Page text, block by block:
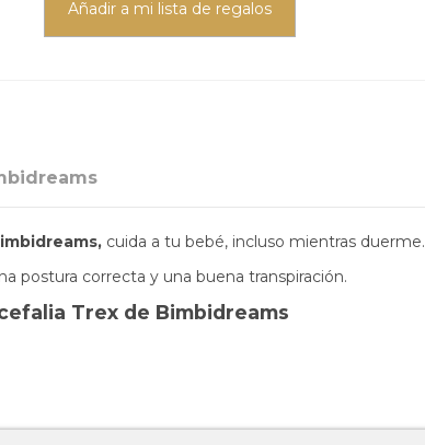
Añadir a mi lista de regalos
cuida a tu bebé, incluso mientras duerme.
postura correcta y una buena transpiración.
Trex de Bimbidreams